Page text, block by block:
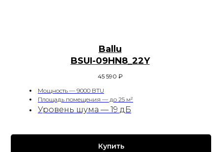
Ballu
BSUI-09HN8_22Y
45 590 ₽
Мощность — 9000 BTU
Площадь помещения — до 25 м²
Уровень шума — 19 дБ
Купить